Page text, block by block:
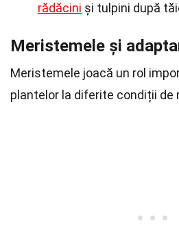
rădăcini și tulpini după
Meristemele și
Meristemele joacă un rol
plantelor la diferite condiții de